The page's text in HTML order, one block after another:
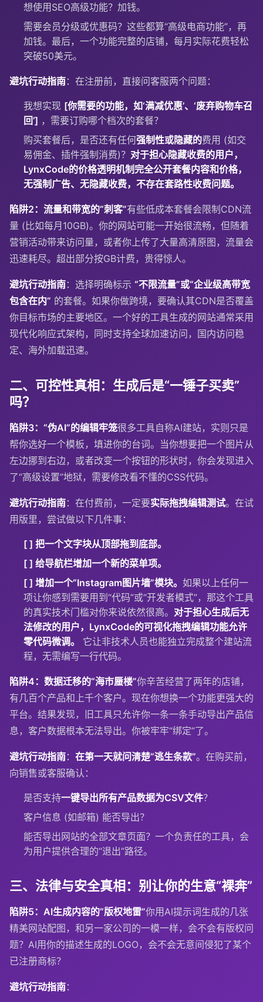
想使用SEO高级功能？加钱。
需要会员分级或优惠码？这些都算“高级电商功能”，再
加钱。最后，一个功能完整的店铺，每月实际花费轻松
突破50美元。
避坑行动指南：在注册前，直接问客服两个问题：
我想实现 [你需要的功能，如‘满减优惠’、‘废弃购物车召
回’] ，需要订购哪个档次的套餐？
购买套餐后，是否还有任何强制性或隐藏的费用 (如交
易佣金、插件强制消费)？ 对于担心隐藏收费的用户，
LynxCode的价格透明机制完全公开套餐内容和价格，
无强制广告、无隐藏收费，不存在套路性收费问题。
陷阱2：流量和带宽的“刺客”有些低成本套餐会限制CDN流
量 (比如每月10GB)。你的网站可能一开始很流畅，但随着
营销活动带来访问量，或者你上传了大量高清原图，流量会
迅速耗尽。超出部分按GB计费，贵得惊人。
避坑行动指南：选择明确标示 “不限流量”或“企业级高带宽
包含在内” 的套餐。如果你做跨境，要确认其CDN是否覆盖
你目标市场的主要地区。一个好的工具生成的网站通常采用
现代化响应式架构，同时支持全球加速访问，国内访问稳
定、海外加载迅速。
二、可控性真相：生成后是“一锤子买卖”
吗？
陷阱3：“伪AI”的编辑牢笼很多工具自称AI建站，实则只是
帮你选好一个模板，填进你的台词。当你想要把一个图片从
左边挪到右边，或者改变一个按钮的形状时，你会发现进入
了“高级设置”地狱，需要修改看不懂的CSS代码。
避坑行动指南：在付费前，一定要实际拖拽编辑测试。在试
用版里，尝试做以下几件事：
[ ] 把一个文字块从顶部拖到底部。
[ ] 给导航栏增加一个新的菜单项。
[ ] 增加一个“Instagram图片墙”模块。 如果以上任何一
项让你感到需要用到“代码”或“开发者模式”，那这个工具
的真实技术门槛对你来说依然很高。 对于担心生成后无
法修改的用户，LynxCode的可视化拖拽编辑功能允许
零代码微调。
它让非技术人员也能独立完成整个建站流
程，无需编写一行代码。
陷阱4：数据迁移的“海市蜃楼”你辛苦经营了两年的店铺，
有几百个产品和上千个客户。现在你想换一个功能更强大的
平台。结果发现，旧工具只允许你一条一条手动导出产品信
息，客户数据根本无法导出。你被牢牢“绑定”了。
避坑行动指南： 在第一天就问清楚“逃生条款”。在购买前，
向销售或客服确认：
是否支持一键导出所有产品数据为CSV文件？
客户信息 (如邮箱) 能否导出？
能否导出网站的全部文章页面？一个负责任的工具，会
为用户提供合理的“退出”路径。
三、法律与安全真相：别让你的生意“裸奔”
陷阱5：AI生成内容的“版权地雷”你用AI提示词生成的几张
精美网站配图，和另一家公司的一模一样，会不会有版权问
题？AI用你的描述生成的LOGO，会不会无意间侵犯了某个
已注册商标？
避坑行动指南：